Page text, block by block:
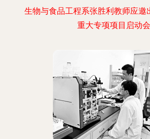
生物与食品工程系张胜利教师应邀
重大专项项目启动会